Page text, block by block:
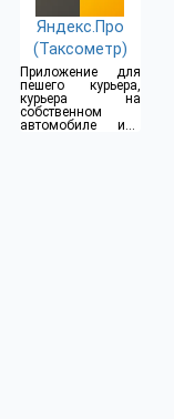
Яндекс.Про
(Таксометр)
Приложение для
пешего курьера,
курьера на
собственном
автомобиле или